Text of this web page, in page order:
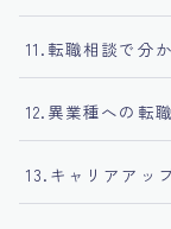
11.転職相談で分
12.異業種への転
13.キャリアアッ